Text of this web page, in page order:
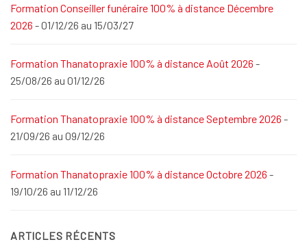
Formation Conseiller funéraire 100% à distance Décembre
2026 - 01/12/26 au 15/03/27
Formation Thanatopraxie 100% à distance Août 2026 -
25/08/26 au 01/12/26
Formation Thanatopraxie 100% à distance Septembre 2026 -
21/09/26 au 09/12/26
Formation Thanatopraxie 100% à distance Octobre 2026 -
19/10/26 au 11/12/26
ARTICLES RÉCENTS